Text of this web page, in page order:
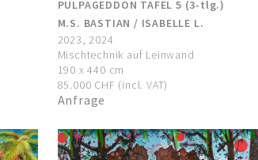
PULPAGEDDON TAFEL 5 (3-tlg.)
M.S. BASTIAN / ISABELLE L.
2023, 2024
Mischtechnik auf Leinwand
190 x 440 cm
85.000 CHF (incl. VAT)
Anfrage